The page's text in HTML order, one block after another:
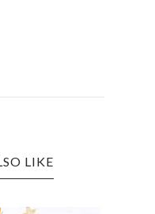
LIKE